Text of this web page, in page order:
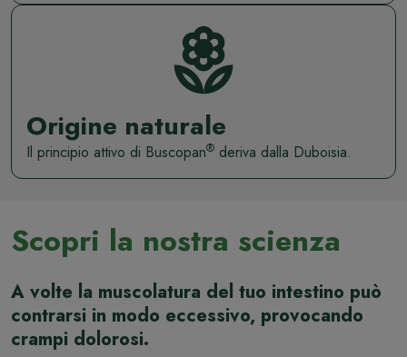
Origine naturale
Il principio attivo di Buscopan® deriva dalla Duboisia.
Scopri la nostra scienza
A volte la muscolatura del tuo intestino può
contrarsi in modo eccessivo, provocando
crampi dolorosi.